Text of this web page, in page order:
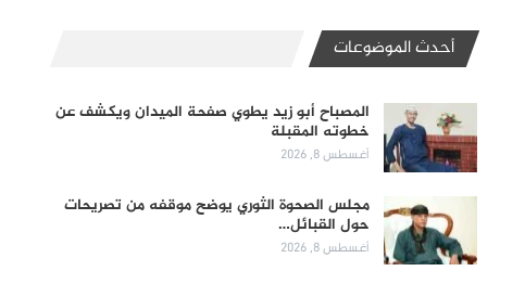
أحدث الموضوعات
المصباح أبو زيد يطوي صفحة الميدان ويكشف عن
خطوته المقبلة
أغسطس 8, 2026
مجلس الصحوة الثوري يوضح موقفه من تصريحات
حول القبائل…
أغسطس 8, 2026